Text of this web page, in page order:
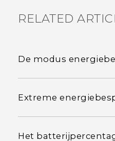
RELATED
De modus
Extreme
Het